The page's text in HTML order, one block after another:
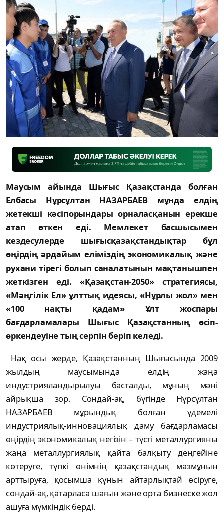
Маусым айында Шығыс Қазақстанда болған
Елбасы Нұрсұлтан НАЗАРБАЕВ мұнда елдің
жетекші кәсіпорындары орналасқанын ерекше
атап өткен еді. Мемлекет басшысымен
кездесулерде шығысқазақстандықтар бұл
өңірдің әрдайым еліміздің экономикалық және
рухани тірегі болып саналатынын мақтанышпен
жеткізген еді. «Қазақстан-2050» стратегиясы,
«Мәңгілік Ел» ұлттық идеясы, «Нұрлы жол» мен
«100 нақты қадам» Ұлт жоспары
бағдарламалары Шығыс Қазақстанның өсіп-
өркендеуіне тың серпін беріп келеді.
Нақ осы жерде, Қазақстанның Шығысында 2009
жылдың маусымында елдің жаңа
индустрияландырылуы басталды, мұның мәні
айрықша зор. Сондай-ақ, бүгінде Нұрсұлтан
НАЗАРБАЕВ мұрындық болған үдемелі
индустриялық-инновациялық даму бағдарламасы
өңірдің экономикалық негізін – түсті металлургияны
жаңа металлургиялық қайта балқыту деңгейіне
көтеруге, түпкі өнімнің қазақстандық мазмұнын
арттыруға, қосымша құнын айтарлықтай өсіруге,
сондай-ақ, қатарласа шағын және орта бизнеске жол
ашуға мүмкіндік берді.